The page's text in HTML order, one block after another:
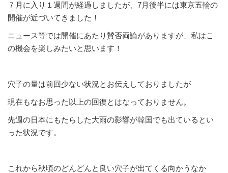
７月に入り１週間が経過しましたが、7月後半には東京五輪の
開催が近づいてきました！
ニュース等では開催にあたり賛否両論がありますが、私はこ
の機会を楽しみたいと思います！
穴子の量は前回少ない状況とお伝えしておりましたが
現在もなお思った以上の回復とはなっておりません。
先週の日本にもたらした大雨の影響が韓国でも出ているとい
った状況です。
これから秋頃のどんどんと良い穴子が出てくる向かうなか